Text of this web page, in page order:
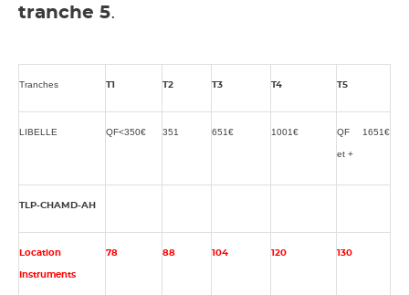
tranche 5.
Tranches T1 T2 T3 T4 T5
LIBELLE QF<350€ 351 651€ 1001€ QF 1651€
et +
TLP-CHAMD-AH
Location
Instruments
78 88 104 120 130